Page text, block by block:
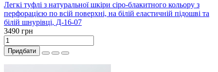
Легкі туфлі з натуральної шкіри сіро-блакитного кольору з
перфорацією по всій поверхні, на білій еластичній підошві та
білій шнурівці, Д-16-07
3490 грн
Придбати